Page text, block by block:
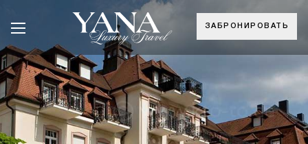
ЗАБРОНИРОВАТЬ